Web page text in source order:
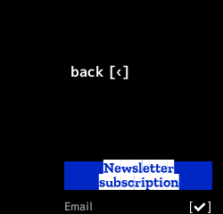
back [‹]
Newsletter
subscription
[ ]